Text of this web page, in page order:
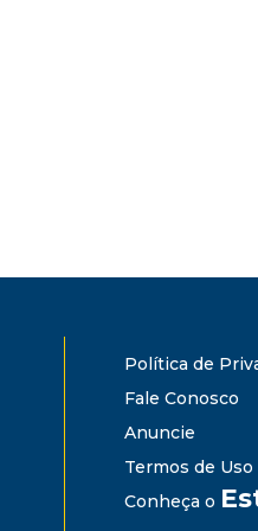
Política de
Fale Conosco
Anuncie
Termos de Uso
Conheça o